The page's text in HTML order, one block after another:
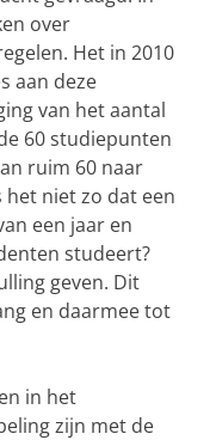
over
Het in 2010
aan deze
van het aantal
60 studiepunten
ruim 60 naar
het niet zo dat een
een jaar en
studeert?
geven. Dit
en daarmee tot
in het
zijn met de